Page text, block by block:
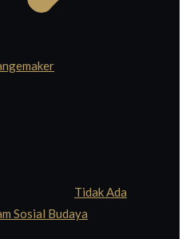
Tidak Ada
Sosial Budaya